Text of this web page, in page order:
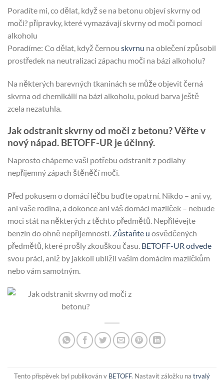
Poradíte mi, co dělat, když se na betonu objeví skvrny od
moči? přípravky, které vymazávají skvrny od moči pomocí
alkoholu
Poradíme: Co dělat, když černou skvrnu na oblečení způsobil
prostředek na neutralizaci zápachu moči na bázi alkoholu?
Na některých barevných tkaninách se může objevit černá
skvrna od chemikálií na bázi alkoholu, pokud barva ještě
zcela nezatuhla.
Jak odstranit skvrny od moči z betonu? Věřte v
nový nápad. BETOFF-UR je účinný.
Naprosto chápeme vaši potřebu odstranit z podlahy
nepříjemný zápach štěněčí moči.
Před pokusem o domácí léčbu buďte opatrní. Nikdo – ani vy,
ani vaše rodina, a dokonce ani váš domácí mazlíček – nebude
moci stát na některých z těchto předmětů. Nepřilévejte
benzín do ohně nepříjemností. Zůstaňte u osvědčených
předmětů, které prošly zkouškou času. BETOFF-UR odvede
svou práci, aniž by jakkoli ublížil vašim domácím mazlíčkům
nebo vám samotným.
Tento příspěvek byl publikován v BETOFF. Nastavit záložku na trvalý